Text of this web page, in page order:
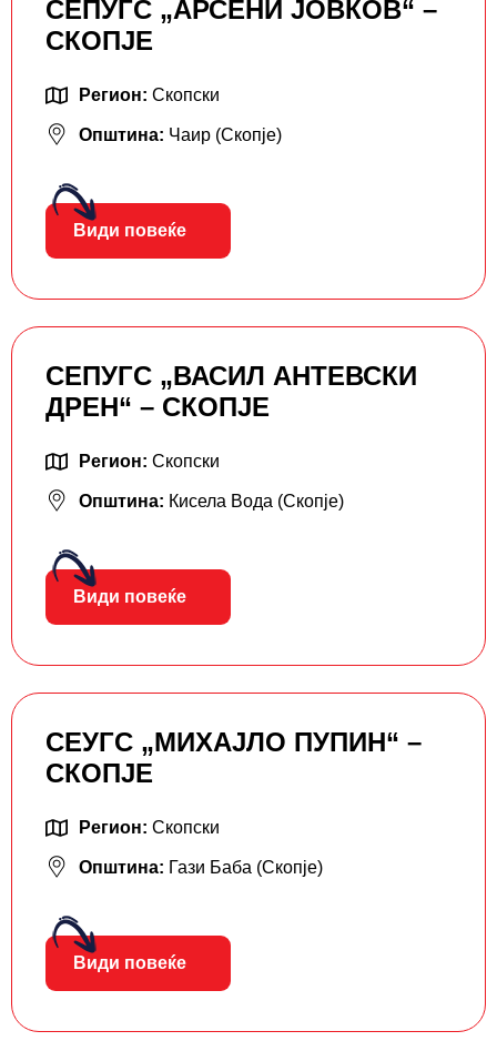
СЕПУГС „АРСЕНИ ЈОВКОВ“ –
СКОПЈЕ
Регион: Скопски
Општина: Чаир (Скопје)
Види повеќе
СЕПУГС „ВАСИЛ АНТЕВСКИ
ДРЕН“ – СКОПЈЕ
Регион: Скопски
Општина: Кисела Вода (Скопје)
Види повеќе
СЕУГС „МИХАЈЛО ПУПИН“ –
СКОПЈЕ
Регион: Скопски
Општина: Гази Баба (Скопје)
Види повеќе